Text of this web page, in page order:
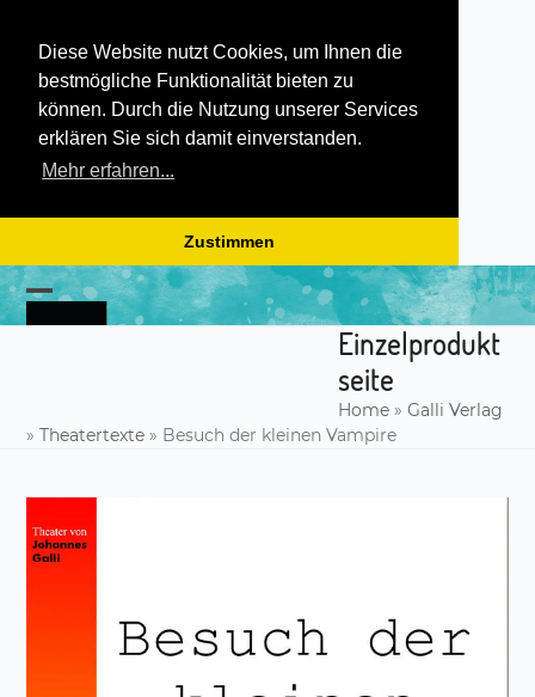
Diese Website nutzt Cookies, um Ihnen die
bestmögliche Funktionalität bieten zu
können. Durch die Nutzung unserer Services
erklären Sie sich damit einverstanden.
Mehr erfahren...
Zustimmen
Skip
to
content
Open
Close
Einzelprodukt
seite
Home» Galli Verlag
»Theatertexte » Besuch der kleinen Vampire